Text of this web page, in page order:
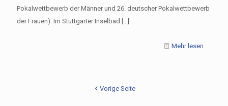
Pokalwettbewerb der Männer und 26. deutscher Pokalwettbewerb
der Frauen): Im Stuttgarter Inselbad […]
Mehr lesen
Vorige Seite